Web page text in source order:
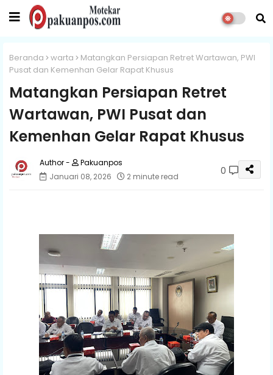
Beranda warta
Matangkan Persiapan Retret Wartawan, PWI
Pusat dan Kemenhan Gelar Rapat Khusus
Matangkan Persiapan Retret
Wartawan, PWI Pusat dan
Kemenhan Gelar Rapat Khusus
Pakuanpos
Januari 08, 2026
2 minute read 0